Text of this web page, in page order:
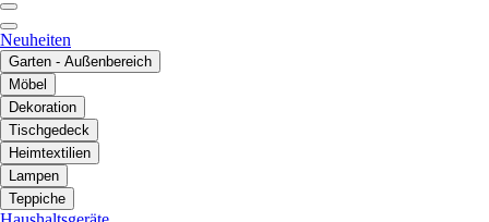
Neuheiten
Garten - Außenbereich
Möbel
Dekoration
Tischgedeck
Heimtextilien
Lampen
Teppiche